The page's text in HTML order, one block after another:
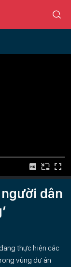
dân
thực hiện các
vùng dự án